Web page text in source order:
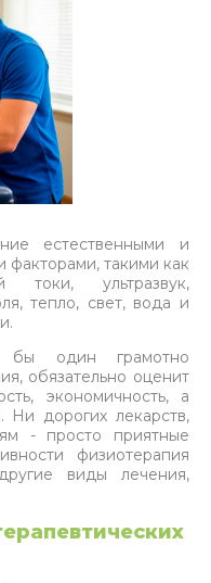
естественными и
такими как
токи, ультразвук,
тепло, свет, вода и
бы один грамотно
обязательно оценит
экономичность, а
Ни дорогих лекарств,
- просто приятные
физиотерапия
виды лечения,